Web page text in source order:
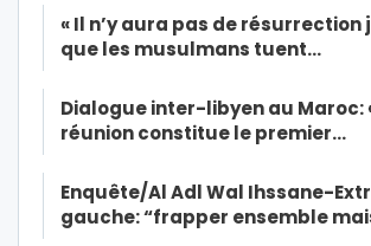
« Il n’y aura pas de résurrection
que les musulmans tuent…
Dialogue inter-libyen au Maroc:
réunion constitue le premier…
Enquête/Al Adl Wal Ihssane-
gauche: “frapper ensemble